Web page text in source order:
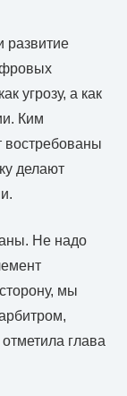
развитие
угрозу, а как
Ким
востребованы
делают
Не надо
мы
глава